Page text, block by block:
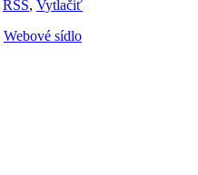
RSS, Vytlačiť
Webové sídlo